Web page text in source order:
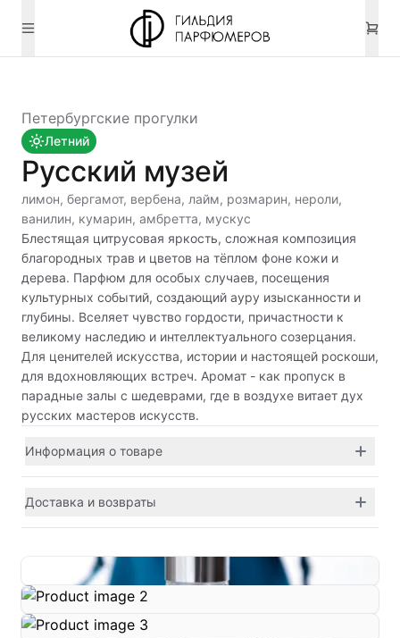
Петербургские прогулки
Летний
Русский музей
лимон, бергамот, вербена, лайм, розмарин, нероли,
ванилин, кумарин, амбретта, мускус
Блестящая цитрусовая яркость, сложная композиция
благородных трав и цветов на тёплом фоне кожи и
дерева. Парфюм для особых случаев, посещения
культурных событий, создающий ауру изысканности и
глубины. Вселяет чувство гордости, причастности к
великому наследию и интеллектуального созерцания.
Для ценителей искусства, истории и настоящей роскоши,
для вдохновляющих встреч. Аромат - как пропуск в
парадные залы с шедеврами, где в воздухе витает дух
русских мастеров искусств.
Информация о товаре
Доставка и возвраты